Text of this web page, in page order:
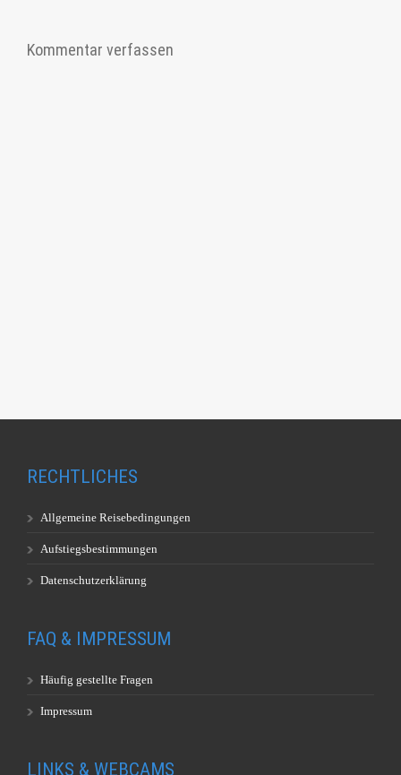
Kommentar verfassen
RECHTLICHES
Allgemeine Reisebedingungen
Aufstiegsbestimmungen
Datenschutzerklärung
FAQ & IMPRESSUM
Häufig gestellte Fragen
Impressum
LINKS & WEBCAMS